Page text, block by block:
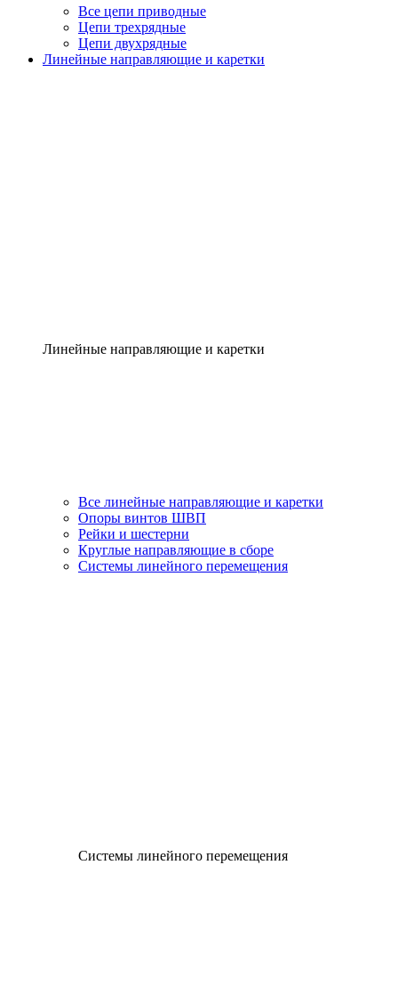
Все цепи приводные
Цепи трехрядные
Цепи двухрядные
Линейные направляющие и каретки
Линейные направляющие и каретки
Все линейные направляющие и каретки
Опоры винтов ШВП
Рейки и шестерни
Круглые направляющие в сборе
Системы линейного перемещения
Системы линейного перемещения